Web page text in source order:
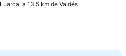
Luarca, a 13.5 km de Valdés